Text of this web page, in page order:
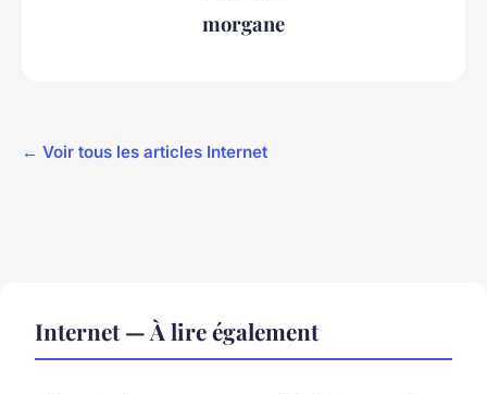
morgane
← Voir tous les articles Internet
Internet — À lire également